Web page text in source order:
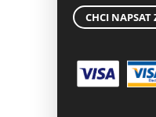
CHCI NAPSAT